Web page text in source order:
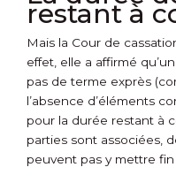
restant à
Mais la Cour de
effet, elle a affirmé
pas de terme exprès
l’absence d’éléments
pour la durée restant à
parties sont associées,
peuvent pas y mettre